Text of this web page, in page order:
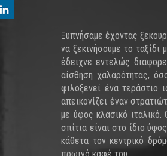
Ξυπνήσαμε έχοντας
να ξεκινήσουμε το
έδειχνε εντελώς
αίσθηση χαλαρότητας,
φιλοξενεί ένα τεράστιο
απεικονίζει έναν
με ύφος κλασικό ιταλικό.
σπίτια είναι στο ίδιο
κάθετα τον κεντρικό